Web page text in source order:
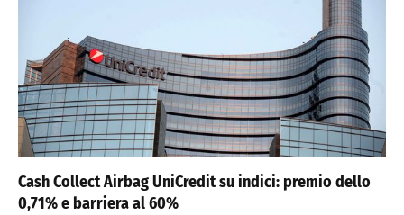
Cash Collect Airbag UniCredit su indici: premio dello
0,71% e barriera al 60%